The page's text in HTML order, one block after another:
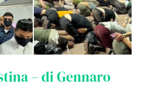
– di Gennaro